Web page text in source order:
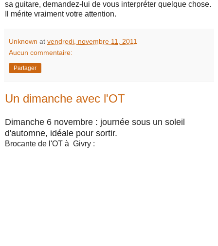
sa guitare, demandez-lui de vous interpréter quelque chose.
Il mérite vraiment votre attention.
Unknown at vendredi, novembre 11, 2011
Aucun commentaire:
Partager
Un dimanche avec l'OT
Dimanche 6 novembre : journée sous un soleil
d'automne, idéale pour sortir.
Brocante de l'OT à Givry :